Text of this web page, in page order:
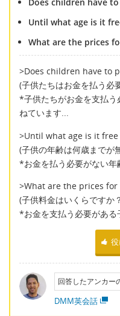
Until what age is it
What are the prices
>Does children have to
(子供たちはお金を払う必
*子供たちがお金を支払
ねています...
>Until what age is it
(子供の年齢は何歳までが
*お金を払う必要がない年
>What are the prices
(子供料金はいくらですか
*お金を支払う必要があ
回答したアンカー
DMM英会話